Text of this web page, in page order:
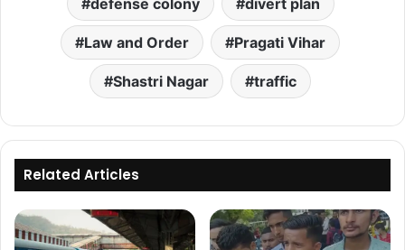
Law and Order Pragati Vihar
Shastri Nagar traffic
Related Articles